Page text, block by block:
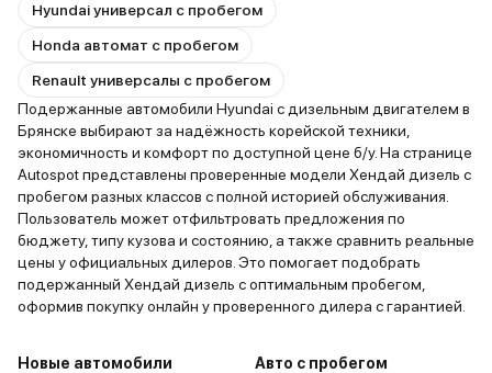
Hyundai универсал с пробегом
Honda автомат с пробегом
Renault универсалы с пробегом
Подержанные автомобили Hyundai с дизельным двигателем в
Брянске выбирают за надёжность корейской техники,
экономичность и комфорт по доступной цене б/у. На странице
Autospot представлены проверенные модели Хендай дизель с
пробегом разных классов с полной историей обслуживания.
Пользователь может отфильтровать предложения по
бюджету, типу кузова и состоянию, а также сравнить реальные
цены у официальных дилеров. Это помогает подобрать
подержанный Хендай дизель с оптимальным пробегом,
оформив покупку онлайн у проверенного дилера с гарантией.
Новые автомобили
Авто с пробегом